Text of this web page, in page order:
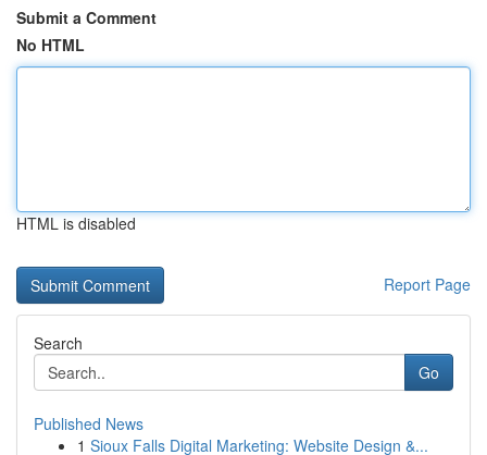
Submit a Comment
No HTML
HTML is disabled
Report Page
Search
Go
Published News
1 Sioux Falls Digital Marketing: Website Design &...